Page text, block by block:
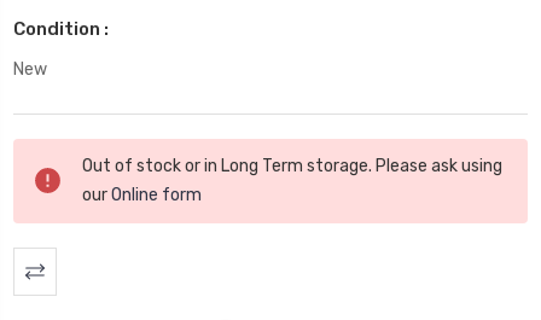
Condition :
New
actuel
Out of stock or in Long Term storage. Please ask using
ourOnline form